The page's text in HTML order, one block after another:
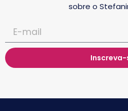
sobre o
Inscreva-